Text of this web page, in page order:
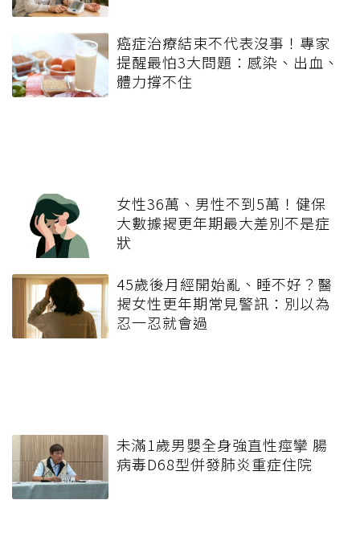
癌症治療結束不代表沒事！專家
提醒最怕3大問題：感染、出血、
體力撐不住
女性36萬、男性不到5萬！健保
大數據揭更年期最大差別不是症
狀
45歲後月經開始亂、睡不好？醫
揭女性更年期常見警訊：別以為
忍一忍就會過
未滿1歲男嬰全身強直性痙攣 腸
病毒D68型併發肺炎重症住院